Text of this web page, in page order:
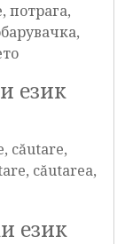
потрага,
език
căutare,
căutarea,
език